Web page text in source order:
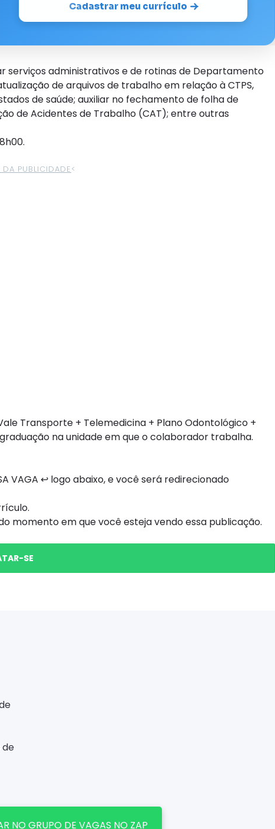
Cadastrar meu currículo
serviços administrativos e de rotinas de Departamento
de arquivos de trabalho em relação à CTPS,
de saúde; auxiliar no fechamento de folha de
de Acidentes de Trabalho (CAT); entre outras
PUBLICIDADE<
Transporte + Telemedicina + Plano Odontológico +
na unidade em que o colaborador trabalha.
VAGA ↩ logo abaixo, e você será redirecionado
momento em que você esteja vendo essa publicação.
SE
de
NO GRUPO DE VAGAS NO ZAP